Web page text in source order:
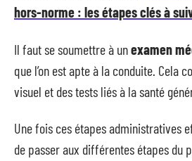
hors-norme : les étapes clés à
Il faut se soumettre à unexamen
que l’on est apte à la conduite. Cela
visuel et des tests liés à la santé
Une fois ces étapes administratives
de passer aux différentes étapes du